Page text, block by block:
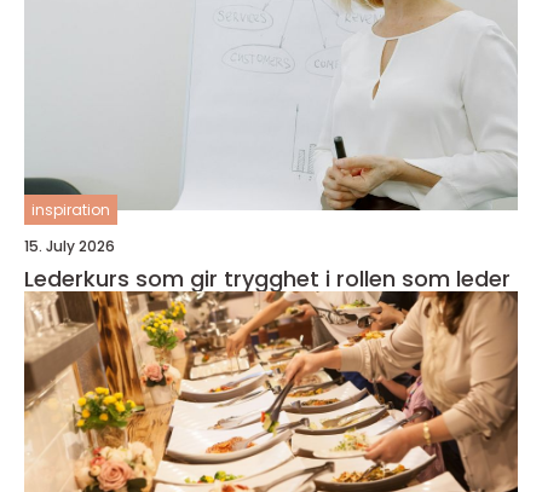
inspiration
15. July 2026
Lederkurs som gir trygghet i rollen som leder